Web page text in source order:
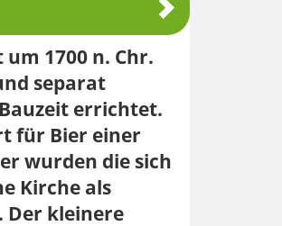
1700 n. Chr.
separat
errichtet.
für Bier einer
wurden die sich
Kirche als
Der kleinere